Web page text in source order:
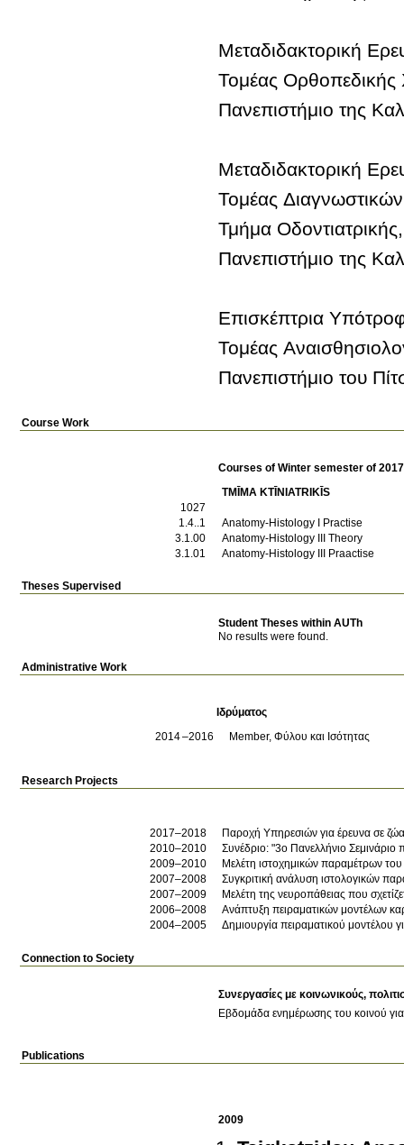
Πανεπιστήμιο του
Course Work
Courses of Winter semester of
TMĪMA KTĪNIATRIKĪS
1027
1.4..1
Anatomy-Histology I Practise
3.1.00
Anatomy-Histology III Theory
3.1.01
Anatomy-Histology III Praactise
Theses Supervised
Student Theses within AUTh
No results were found.
Administrative Work
Ιδρύματος
2014
2016 Member, Φύλου και Ισότητας
Research Projects
2017–2018
Παροχή Υπηρεσιών για έρευνα σε
2010–2010
Συνέδριο: "3ο Πανελλήνιο Σεμινάριο
2009–2010
2007–2008
Συγκριτική ανάλυση ιστολογικών
2007–2009
Μελέτη της νευροπάθειας που
2006–2008
Ανάπτυξη πειραματικών μοντέλων
2004–2005
Δημιουργία πειραματικού μοντέλου
Connection to Society
Συνεργασίες με κοινωνικούς,
Εβδομάδα ενημέρωσης του κοινού
Publications
2009